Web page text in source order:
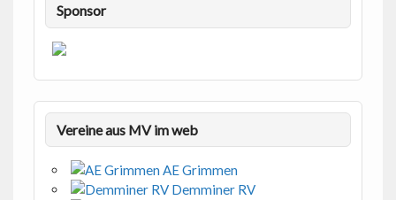
Sponsor
Vereine aus MV im web
AE Grimmen
Demminer RV